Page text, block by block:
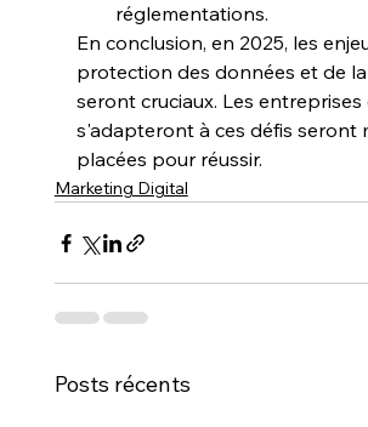
réglementations.
En conclusion, en 2025, les
protection des données et de
seront cruciaux. Les entreprises
s'adapteront à ces défis seront
placées pour réussir.
Marketing Digital
Posts récents